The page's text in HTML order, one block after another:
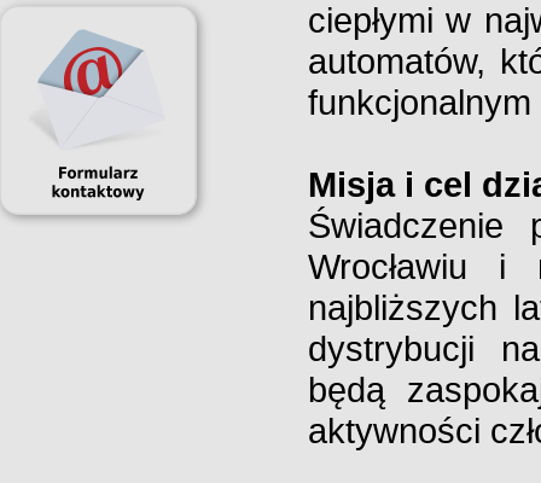
ciepłymi w
automatów,
Misja i cel
Świadczenie
Wrocławiu
najbliższych
dystrybucji
będą
aktywności